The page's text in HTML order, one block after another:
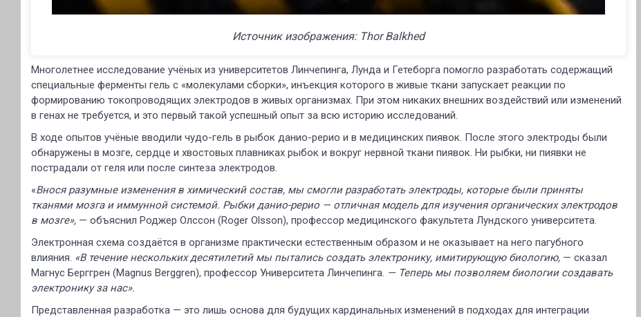
Источник изображения: Thor Balkhed
Многолетнее исследование учёных из университетов Линчепинга, Лунда и Гетеборга помогло разработать содержащий
специальные ферменты гель с «молекулами сборки», инъекция которого в живые ткани запускает реакции по
формированию токопроводящих электродов в живых организмах. При этом никаких внешних воздействий или изменений
в генах не требуется, и это первый такой успешный опыт за всю историю исследований.
В ходе опытов учёные вводили чудо-гель в рыбок данио-рерио и в медицинских пиявок. После этого электроды были
обнаружены в мозге, сердце и хвостовых плавниках рыбок и вокруг нервной ткани пиявок. Ни рыбки, ни пиявки не
пострадали от геля или после синтеза электродов.
«Внося разумные изменения в химический состав, мы смогли разработать электроды, которые были приняты
тканями мозга и иммунной системой. Рыбки данио-рерио — отличная модель для изучения органических электродов
в мозге», — объяснил Роджер Олссон (Roger Olsson), профессор медицинского факультета Лундского университета.
Электронная схема создаётся в организме практически естественным образом и не оказывает на него пагубного
влияния. «В течение нескольких десятилетий мы пытались создать электронику, имитирующую биологию, — сказал
Магнус Берггрен (Magnus Berggren), профессор Университета Линчепинга. — Теперь мы позволяем биологии создавать
электронику за нас».
Представленная разработка — это лишь основа для будущих кардинальных изменений в подходах для интеграции